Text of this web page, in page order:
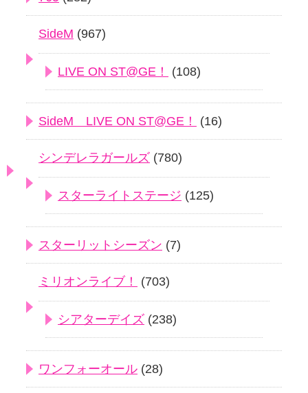
SideM (967)
LIVE ON ST@GE！ (108)
SideM LIVE ON ST@GE！ (16)
シンデレラガールズ (780)
スターライトステージ (125)
スターリットシーズン (7)
ミリオンライブ！ (703)
シアターデイズ (238)
ワンフォーオール (28)